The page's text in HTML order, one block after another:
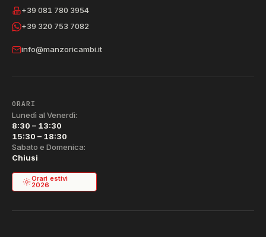
+39 081 780 3954
+39 320 753 7082
info@manzoricambi.it
ORARI
Lunedì al Venerdì:
8:30 – 13:30
15:30 – 18:30
Sabato e Domenica:
Chiusi
Orari estivi
2026